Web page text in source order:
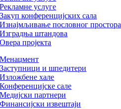
Рекламне услуге
Закуп конференцијских сала
Изнајмљивање пословног простора
Изградња штандова
Овера пројекта
Менаџмент
Заступници и шпедитери
Изложбене хале
Конференцијске сале
Медијски партнери
Финансијски извештаји